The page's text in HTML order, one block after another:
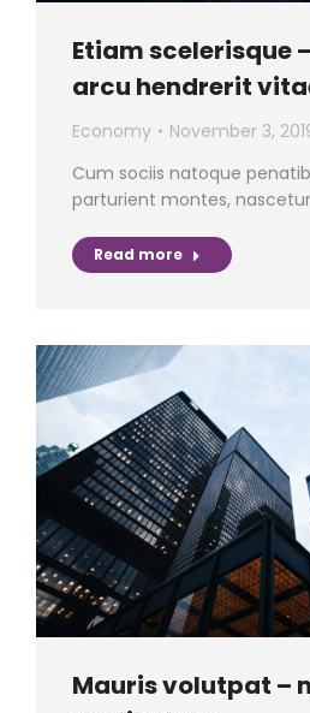
Etiam scelerisque
arcu hendrerit
Economy
November 3,
Cum sociis natoque
parturient montes,
Read more
Mauris volutpat –